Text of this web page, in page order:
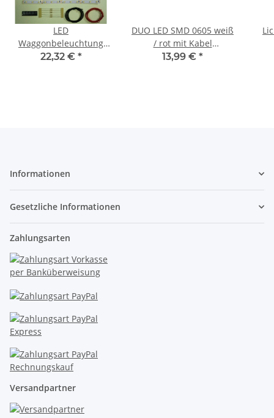
LED
Waggonbeleuchtung
Innenbeleuchtung
22,32 € *
DUO LED SMD 0605 weiß
/ rot mit Kabel
Lichtwechsel Loks LEDs
13,99 € *
Informationen
Gesetzliche Informationen
Zahlungsarten
Versandpartner